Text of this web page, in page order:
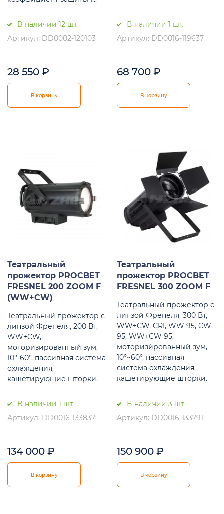
В наличии 12 шт.
Артикул: DD0002-120103
28 550 ₽
В корзину
В наличии 1 шт.
Артикул: DD0016-119637
68 700 ₽
В корзину
Театральный
прожектор PROCBET
FRESNEL 200 ZOOM F
(WW+CW)
Театральный прожектор с
линзой Френеля, 200 Вт,
WW+CW,
моторизированный зум,
10°-60°, пассивная система
охлаждения,
кашетирующие шторки.
В наличии 1 шт.
Артикул: DD0016-133837
134 000 ₽
В корзину
Театральный
прожектор PROCBET
FRESNEL 300 ZOOM F
Театральный прожектор с
линзой Френеля, 300 Вт,
WW+CW, CRI, WW 95, CW
95, WW+CW 95,
моторизи́рованный зум,
10°~60°, пассивная
система охлаждения,
кашетирующие шторки.
В наличии 3 шт.
Артикул: DD0016-133791
150 900 ₽
В корзину